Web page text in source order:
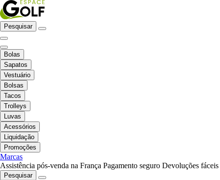
Pesquisar
Bolas
Sapatos
Vestuário
Bolsas
Tacos
Trolleys
Luvas
Acessórios
Liquidação
Promoções
Marcas
Assistência pós-venda na França Pagamento seguro Devoluções fáceis
Pesquisar